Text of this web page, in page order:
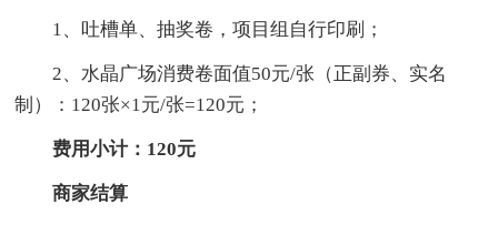
1、吐槽单、抽奖卷，项目组自行印刷；
2、水晶广场消费卷面值50元/张（正副券、实名
制）：120张×1元/张=120元；
费用小计：120元
商家结算